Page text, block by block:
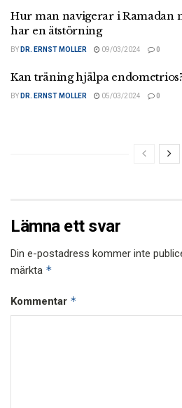
Hur man navigerar i Ramadan
har en ätstörning
BY DR. ERNST MOLLER 09/03/2024 0
Kan träning hjälpa
BY DR. ERNST MOLLER 05/03/2024 0
Lämna ett svar
Din e-postadress kommer inte
märkta *
Kommentar *